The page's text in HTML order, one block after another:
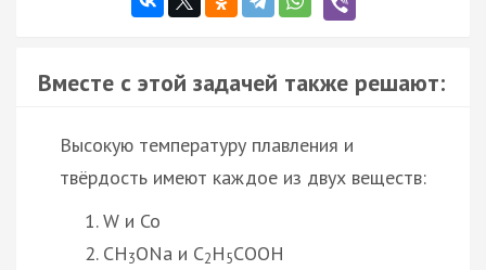
Вместе с этой задачей также решают:
Высокую температуру плавления и
твёрдость имеют каждое из двух веществ:
W и Co
СH3ONa и C2Н5COOH